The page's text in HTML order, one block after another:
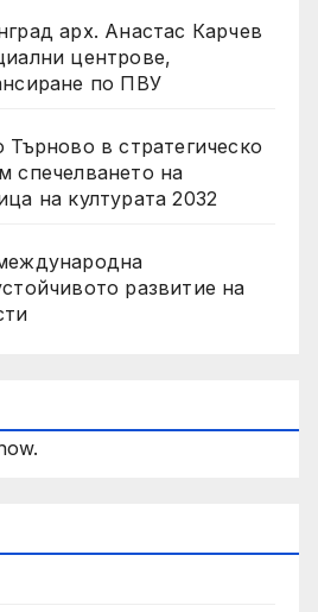
арх. Анастас Карчев
центрове,
по ПВУ
Търново в стратегическо
спечелването на
на културата 2032
развитие на